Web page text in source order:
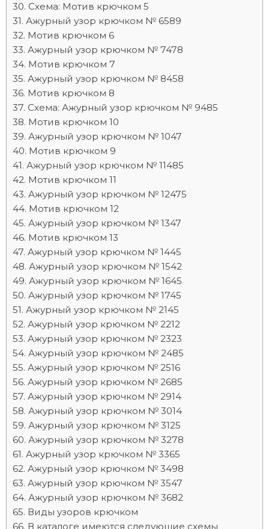
Схема: Мотив крючком 5
Ажурный узор крючком № 6589
Мотив крючком 6
Ажурный узор крючком № 7478
Мотив крючком 7
Ажурный узор крючком № 8458
Мотив крючком 8
Схема: Ажурный узор крючком № 9485
Мотив крючком 10
Ажурный узор крючком № 1047
Мотив крючком 9
Ажурный узор крючком № 11485
Мотив крючком 11
Ажурный узор крючком № 12475
Мотив крючком 12
Ажурный узор крючком № 1347
Мотив крючком 13
Ажурный узор крючком № 1445
Ажурный узор крючком № 1542
Ажурный узор крючком № 1645
Ажурный узор крючком № 1745
Ажурный узор крючком № 2145
Ажурный узор крючком № 2212
Ажурный узор крючком № 2323
Ажурный узор крючком № 2485
Ажурный узор крючком № 2516
Ажурный узор крючком № 2685
Ажурный узор крючком № 2914
Ажурный узор крючком № 3014
Ажурный узор крючком № 3125
Ажурный узор крючком № 3278
Ажурный узор крючком № 3365
Ажурный узор крючком № 3498
Ажурный узор крючком № 3547
Ажурный узор крючком № 3682
Виды узоров крючком
В каталоге имеются следующие схемы